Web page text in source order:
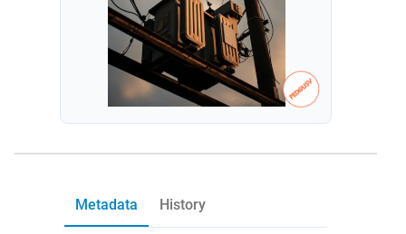
Metadata History